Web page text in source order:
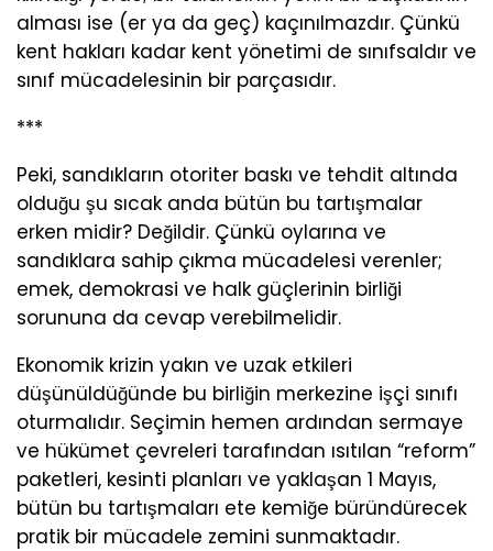
alması ise (er ya da geç) kaçınılmazdır. Çünkü
kent hakları kadar kent yönetimi de sınıfsaldır ve
sınıf mücadelesinin bir parçasıdır.
***
Peki, sandıkların otoriter baskı ve tehdit altında
olduğu şu sıcak anda bütün bu tartışmalar
erken midir? Değildir. Çünkü oylarına ve
sandıklara sahip çıkma mücadelesi verenler;
emek, demokrasi ve halk güçlerinin birliği
sorununa da cevap verebilmelidir.
Ekonomik krizin yakın ve uzak etkileri
düşünüldüğünde bu birliğin merkezine işçi sınıfı
oturmalıdır. Seçimin hemen ardından sermaye
ve hükümet çevreleri tarafından ısıtılan “reform”
paketleri, kesinti planları ve yaklaşan 1 Mayıs,
bütün bu tartışmaları ete kemiğe büründürecek
pratik bir mücadele zemini sunmaktadır.